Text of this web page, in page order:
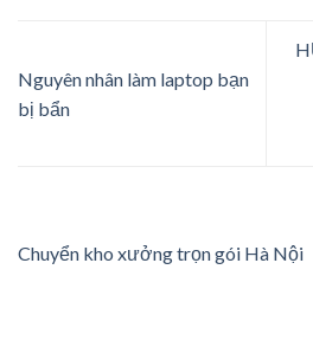
Nguyên nhân làm laptop bạn
bị bẩn
Chuyển kho xưởng trọn gói Hà Nội